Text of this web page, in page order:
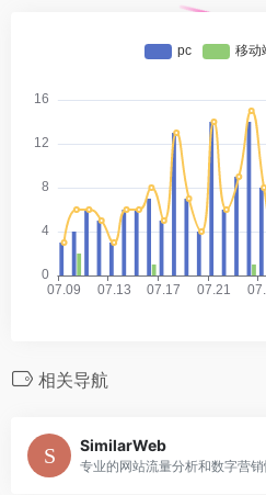
相关导航
SimilarWeb
专业的网站流量分析和数字营